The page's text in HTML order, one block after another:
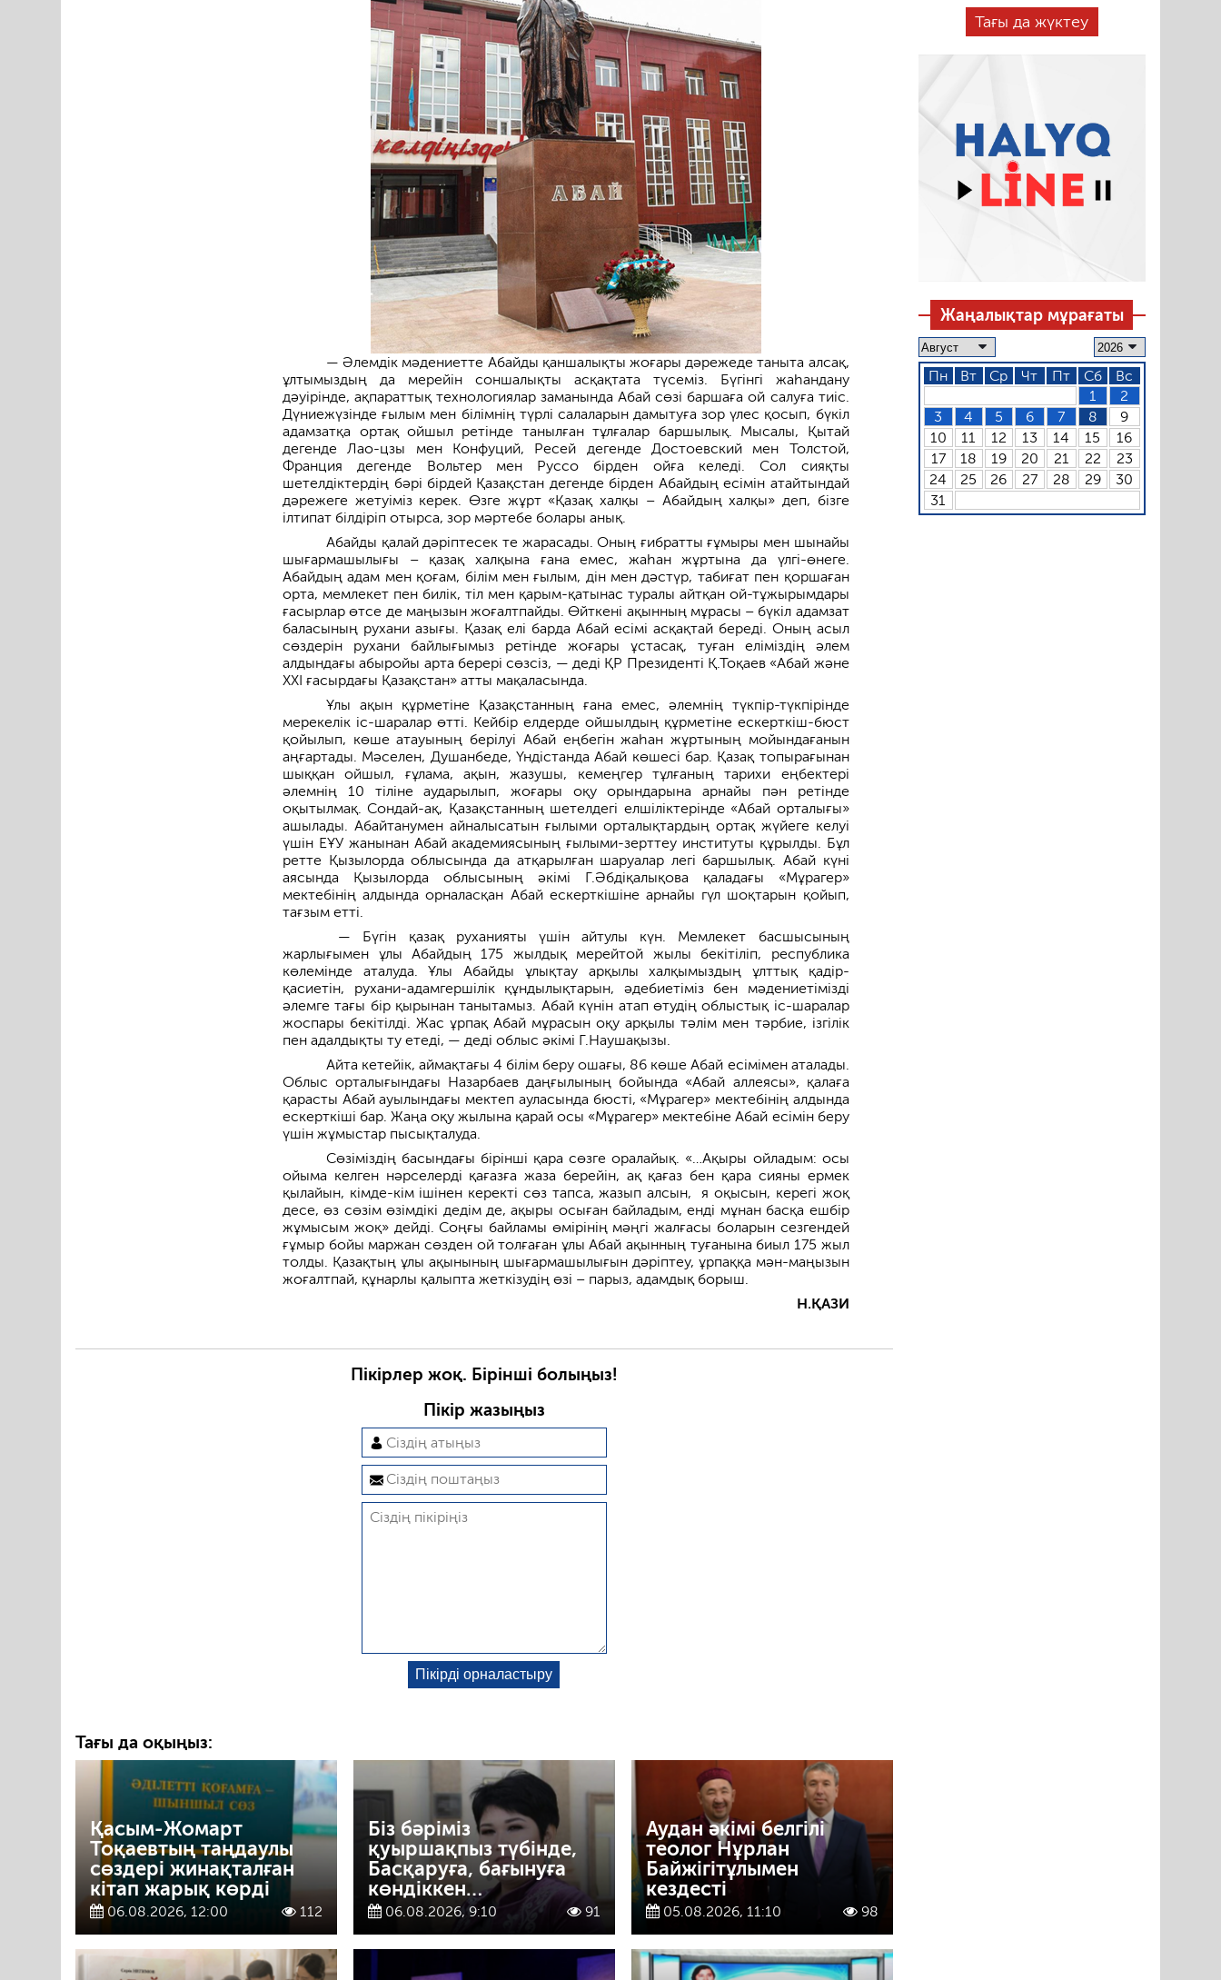
— Әлемдік мәдениетте Абайды қаншалықты жоғары дәрежеде таныта алсақ,
ұлтымыздың да мерейін соншалықты асқақтата түсеміз. Бүгінгі жаһандану
дәуірінде, ақпараттық технологиялар заманында Абай сөзі баршаға ой салуға тиіс.
Дүниежүзінде ғылым мен білімнің түрлі салаларын дамытуға зор үлес қосып, бүкіл
адамзатқа ортақ ойшыл ретінде танылған тұлғалар баршылық. Мысалы, Қытай
дегенде Лао-цзы мен Конфуций, Ресей дегенде Достоевский мен Толстой,
Франция дегенде Вольтер мен Руссо бірден ойға келеді. Сол сияқты
шетелдіктердің бәрі бірдей Қазақстан дегенде бірден Абайдың есімін атайтындай
дәрежеге жетуіміз керек. Өзге жұрт «Қазақ халқы – Абайдың халқы» деп, бізге
ілтипат білдіріп отырса, зор мәртебе болары анық.
Абайды қалай дәріптесек те жарасады. Оның ғибратты ғұмыры мен шынайы
шығармашылығы – қазақ халқына ғана емес, жаһан жұртына да үлгі-өнеге.
Абайдың адам мен қоғам, білім мен ғылым, дін мен дәстүр, табиғат пен қоршаған
орта, мемлекет пен билік, тіл мен қарым-қатынас туралы айтқан ой-тұжырымдары
ғасырлар өтсе де маңызын жоғалтпайды. Өйткені ақынның мұрасы – бүкіл адамзат
баласының рухани азығы. Қазақ елі барда Абай есімі асқақтай береді. Оның асыл
сөздерін рухани байлығымыз ретінде жоғары ұстасақ, туған еліміздің әлем
алдындағы абыройы арта берері сөзсіз, — деді ҚР Президенті Қ.Тоқаев «Абай және
ХХІ ғасырдағы Қазақстан» атты мақаласында.
Ұлы ақын құрметіне Қазақстанның ғана емес, әлемнің түкпір-түкпірінде
мерекелік іс-шаралар өтті. Кейбір елдерде ойшылдың құрметіне ескерткіш-бюст
қойылып, көше атауының берілуі Абай еңбегін жаһан жұртының мойындағанын
аңғартады. Мәселен, Душанбеде, Үндістанда Абай көшесі бар. Қазақ топырағынан
шыққан ойшыл, ғұлама, ақын, жазушы, кемеңгер тұлғаның тарихи еңбектері
әлемнің 10 тіліне аударылып, жоғары оқу орындарына арнайы пән ретінде
оқытылмақ. Сондай-ақ, Қазақстанның шетелдегі елшіліктерінде «Абай орталығы»
ашылады. Абайтанумен айналысатын ғылыми орталықтардың ортақ жүйеге келуі
үшін ЕҰУ жанынан Абай академиясының ғылыми-зерттеу институты құрылды. Бұл
ретте Қызылорда облысында да атқарылған шаруалар легі баршылық. Абай күні
аясында Қызылорда облысының әкімі Г.Әбдіқалықова қаладағы «Мұрагер»
мектебінің алдында орналасқан Абай ескерткішіне арнайы гүл шоқтарын қойып,
тағзым етті.
— Бүгін қазақ руханияты үшін айтулы күн. Мемлекет басшысының
жарлығымен ұлы Абайдың 175 жылдық мерейтой жылы бекітіліп, республика
көлемінде аталуда. Ұлы Абайды ұлықтау арқылы халқымыздың ұлттық қадір-
қасиетін, рухани-адамгершілік құндылықтарын, әдебиетіміз бен мәдениетімізді
әлемге тағы бір қырынан танытамыз. Абай күнін атап өтудің облыстық іс-шаралар
жоспары бекітілді. Жас ұрпақ Абай мұрасын оқу арқылы тәлім мен тәрбие, ізгілік
пен адалдықты ту етеді, — деді облыс әкімі Г.Наушақызы.
Айта кетейік, аймақтағы 4 білім беру ошағы, 86 көше Абай есімімен аталады.
Облыс орталығындағы Назарбаев даңғылының бойында «Абай аллеясы», қалаға
қарасты Абай ауылындағы мектеп ауласында бюсті, «Мұрагер» мектебінің алдында
ескерткіші бар. Жаңа оқу жылына қарай осы «Мұрагер» мектебіне Абай есімін беру
үшін жұмыстар пысықталуда.
Сөзіміздің басындағы бірінші қара сөзге оралайық. «…Ақыры ойладым: осы
ойыма келген нәрселерді қағазға жаза берейін, ақ қағаз бен қара сияны ермек
қылайын, кімде-кім ішінен керекті сөз тапса, жазып алсын, я оқысын, керегі жоқ
десе, өз сөзім өзімдікі дедім де, ақыры осыған байладым, енді мұнан басқа ешбір
жұмысым жоқ» дейді. Соңғы байламы өмірінің мәңгі жалғасы боларын сезгендей
ғұмыр бойы маржан сөзден ой толғаған ұлы Абай ақынның туғанына биыл 175 жыл
толды. Қазақтың ұлы ақынының шығармашылығын дәріптеу, ұрпаққа мән-маңызын
жоғалтпай, құнарлы қалыпта жеткізудің өзі – парыз, адамдық борыш.
Н.ҚАЗИ
Пікірлер жоқ. Бірінші болыңыз!
Пікір жазыңыз
Тағы да оқыңыз:
Қасым-Жомарт
Тоқаевтың таңдаулы
сөздері жинақталған
кітап жарық көрді
06.08.2026, 12:00 112
Біз бәріміз
қуыршақпыз түбінде,
Басқаруға, бағынуға
көндіккен…
06.08.2026, 9:10 91
Аудан әкімі белгілі
теолог Нұрлан
Байжігітұлымен
кездесті
05.08.2026, 11:10 98
Тағы да жүктеу
Жаңалықтар мұрағаты
Пн Вт Ср Чт Пт Сб
Вс
1
2
3
4 5 6 7 8
9
10
11 12 13 14 15
16
17
18 19 20 21 22
23
24
25 26 27 28 29
30
31